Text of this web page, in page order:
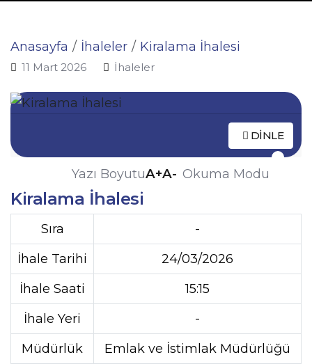
Anasayfa İhaleler Kiralama İhalesi
11 Mart 2026 İhaleler
DINLE
Yazı BoyutuA+A- Okuma Modu
Kiralama İhalesi
Sıra
-
İhale Tarihi
24/03/2026
İhale Saati
15:15
İhale Yeri
-
Müdürlük
Emlak ve İstimlak Müdürlüğü